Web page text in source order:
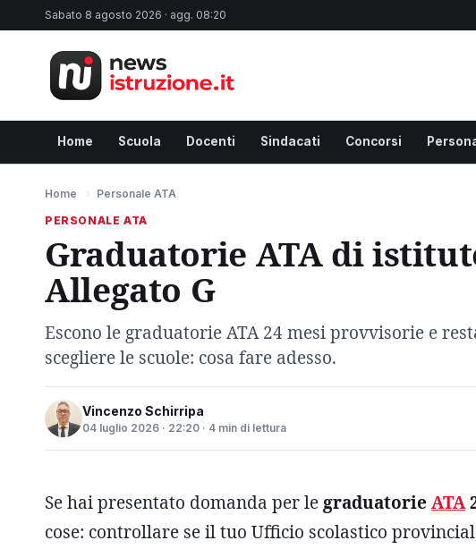
Sabato 8 agosto 2026 · agg. 08:20
Home Scuola Docenti Sindacati Concorsi
Home › Personale ATA
PERSONALE ATA
Graduatorie ATA di
Allegato G
Escono le graduatorie ATA 24 mesi provvisorie e
scegliere le scuole: cosa fare adesso.
Vincenzo Schirripa
04 luglio 2026 · 22:20 · 4 min di lettura
Se hai presentato domanda per le graduatorie ATA
cose: controllare se il tuo Ufficio scolastico